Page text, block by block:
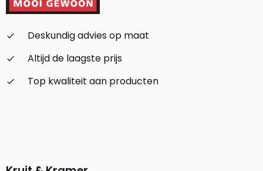
check_small
Deskundig advies op maat
check_small
Altijd de laagste prijs
check_small
Top kwaliteit aan producten